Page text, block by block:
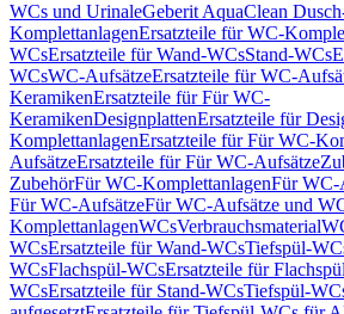
WCs und UrinaleGeberit AquaClean
KomplettanlagenErsatzteile für WC-
WCsErsatzteile für Wand-WCsStand-WCs
WCsWC-AufsätzeErsatzteile für WC-
KeramikenErsatzteile für Für WC-
KeramikenDesignplattenErsatzteile für
KomplettanlagenErsatzteile für Für WC-
AufsätzeErsatzteile für Für WC-Aufsätze
ZubehörFür WC-KomplettanlagenFür WC-
Für WC-AufsätzeFür WC-Aufsätze und
KomplettanlagenWCsVerbrauchsmaterial
WCsErsatzteile für Wand-WCsTiefspül-
WCsFlachspül-WCsErsatzteile für
WCsErsatzteile für Stand-WCsTiefspül-